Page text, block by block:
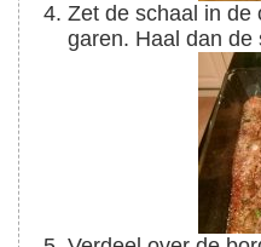
Zet de schaal in de oven en laat 15 minuten
garen. Haal dan de